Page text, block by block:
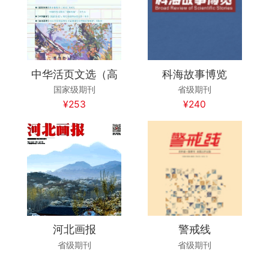
中华活页文选（高
国家级期刊
¥253
科海故事博览
省级期刊
¥240
河北画报
省级期刊
警戒线
省级期刊